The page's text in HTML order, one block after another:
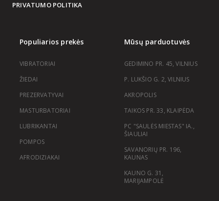
PRIVATUMO POLITIKA
Populiarios prekės
VIBRATORIAI
ŽIEDAI
PREZERVATYVAI
MASTURBATORIAI
LUBRIKANTAI
POMPOS
AFRODIZIAKAI
Mūsų parduotuvės
GEDIMINO PR. 45, VILNIUS
P. LUKŠIO G. 2, VILNIUS
AKROPOLIS
TAIKOS PR. 33, KLAIPĖDA
PC "SAULĖS MIESTAS" IA.,
ŠIAULIAI
SAVANORIŲ PR. 196,
KAUNAS
KAUNO G. 31,
MARIJAMPOLĖ